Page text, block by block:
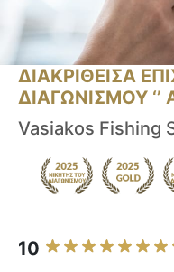
ΔΙΑΚΡΙΘΕΙΣΑ
ΔΙΑΓΩΝΙΣΜΟΥ ‘’
Vasiakos Fishing
10